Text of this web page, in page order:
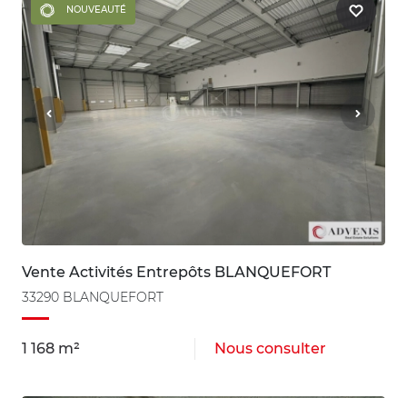
NOUVEAUTÉ
Vente Activités Entrepôts BLANQUEFORT
33290 BLANQUEFORT
1 168 m² Nous consulter